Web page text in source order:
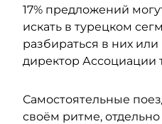
17% предложений
искать в турецком
разбираться в них
директор Ассоциации
Самостоятельные
своём ритме,